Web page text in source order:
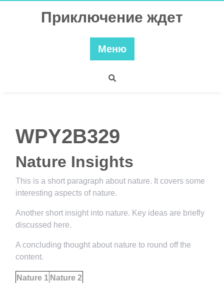
Приключение ждет
Меню
WPY2B329
Nature Insights
This is a short paragraph about nature. It covers some
interesting aspects of nature.
Another short insight into nature. Key ideas are briefly
discussed here.
A concluding thought about nature to round off the
content.
Nature 1 Nature 2